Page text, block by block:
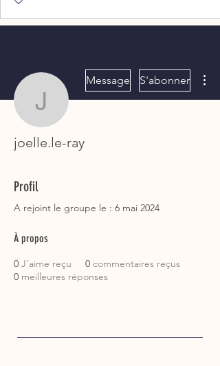
joelle.le-ray
Message S'abonner
joelle.le-ray
Profil
A rejoint le groupe le : 6 mai 2024
À propos
0 J'aime reçu 0 commentaires reçus
0 meilleures réponses